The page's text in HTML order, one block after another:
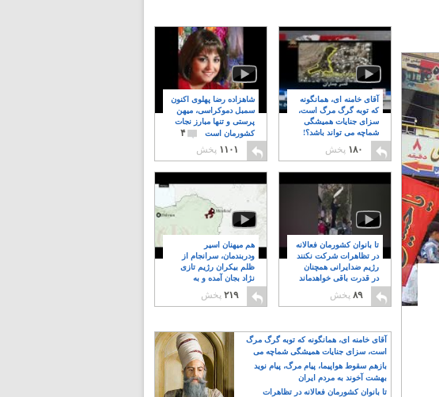
شاهزاده رضا پهلوی اکنون
سمبل دموکراسی، میهن
پرستی و تنها مبارز نجات
کشورمان است
۴
۱۱۰۱ پخش
آقای خامنه ای، همانگونه
که توبه گرگ مرگ است،
سزای جنایات همیشگی
شماچه می تواند باشد؟!
۸
۱۸۰ پخش
هم میهنان اسیر
ودربندمان، سرانجام از
ظلم بیکران رژیم تازی
نژاد بجان آمده و به
۲۱۹ پخش
تا بانوان کشورمان فعالانه
در تظاهرات شرکت نکنند
رژیم ضدایرانی همچنان
در قدرت باقی خواهدماند
۸
۸۹ پخش
آقای خامنه ای، همانگونه که توبه گرگ مرگ
است، سزای جنایات همیشگی شماچه می
تواند باشد؟!
بازهم سقوط هواپیما، پیام مرگ، پیام نوید
بهشت آخوند به مردم ایران
تا بانوان کشورمان فعالانه در تظاهرات